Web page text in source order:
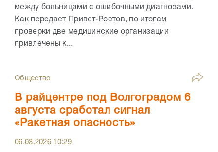
между больницами с ошибочными диагнозами.
Как передает Привет-Ростов, по итогам
проверки две медицинские организации
привлечены к...
Общество
В райцентре под Волгоградом 6
августа сработал сигнал
«Ракетная опасность»
06.08.2026 10:29